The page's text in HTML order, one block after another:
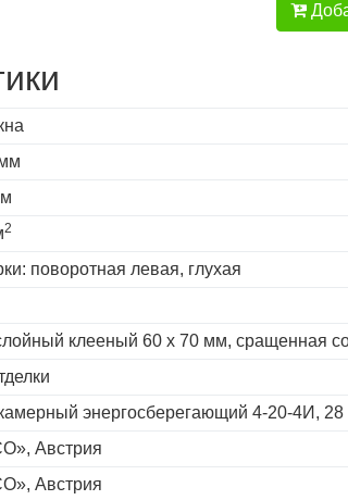
2
поворотная левая, глухая
клееный 60 х 70 мм, сращенная
энергосберегающий 4-20-4И,
Австрия
Австрия